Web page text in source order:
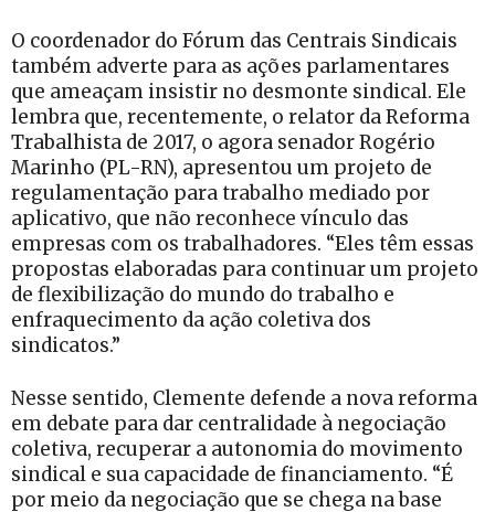
O coordenador do Fórum das Centrais Sindicais
também adverte para as ações parlamentares
que ameaçam insistir no desmonte sindical. Ele
lembra que, recentemente, o relator da Reforma
Trabalhista de 2017, o agora senador Rogério
Marinho (PL-RN), apresentou um projeto de
regulamentação para trabalho mediado por
aplicativo, que não reconhece vínculo das
empresas com os trabalhadores. “Eles têm essas
propostas elaboradas para continuar um projeto
de flexibilização do mundo do trabalho e
enfraquecimento da ação coletiva dos
sindicatos.”
Nesse sentido, Clemente defende a nova reforma
em debate para dar centralidade à negociação
coletiva, recuperar a autonomia do movimento
sindical e sua capacidade de financiamento. “É
por meio da negociação que se chega na base